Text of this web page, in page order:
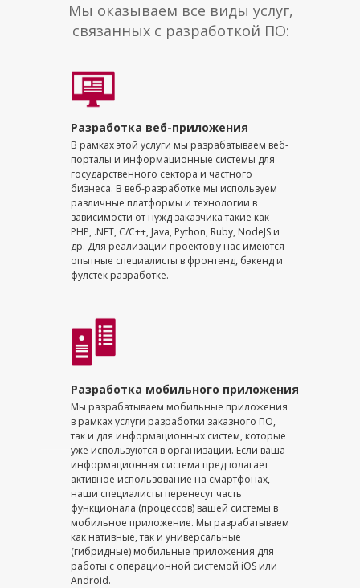
Мы разрабатываем мобильные приложения
в рамках услуги разработки заказного ПО,
так и для информационных систем, которые
уже используются в организации. Если ваша
информационная система предполагает
активное использование на смартфонах,
наши специалисты перенесут часть
функционала (процессов) вашей системы в
мобильное приложение. Мы разрабатываем
как нативные, так и универсальные
(гибридные) мобильные приложения для
работы с операционной системой iOS или
Android.
Мы оказываем все виды услуг,
связанных с разработкой ПО:
В рамках этой услуги мы разрабатываем веб-
порталы и информационные системы для
государственного сектора и частного
бизнеса. В веб-разработке мы используем
различные платформы и технологии в
зависимости от нужд заказчика такие как
PHP, .NET, C/C++, Java, Python, Ruby, NodeJS и
др. Для реализации проектов у нас имеются
опытные специалисты в фронтенд, бэкенд и
фулстек разработке.
Разработка веб-приложения
Разработка мобильного приложения